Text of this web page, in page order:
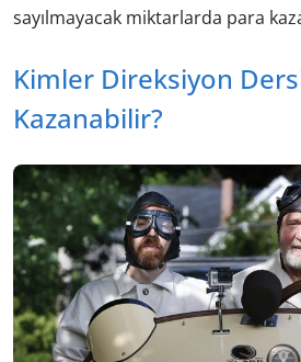
sayılmayacak miktarlarda para
Kimler Direksiyon
Kazanabilir?